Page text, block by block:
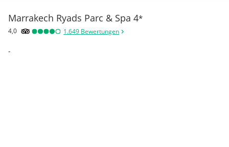
Marrakech Ryads Parc & Spa 4*
4,0 1.649 Bewertungen
-